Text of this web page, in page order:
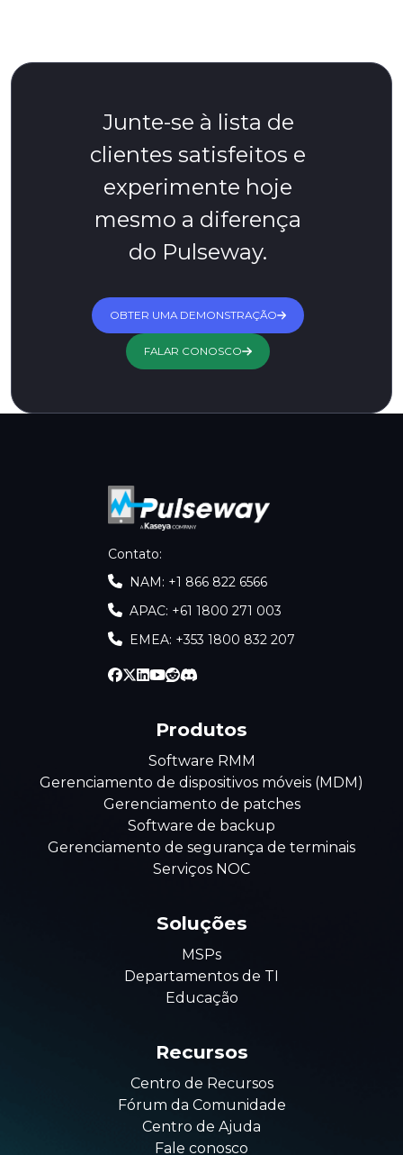
Junte-se à lista de
clientes satisfeitos e
experimente hoje
mesmo a diferença
do Pulseway.
OBTER UMA DEMONSTRAÇÃO
FALAR CONOSCO
Contato:
NAM: +1 866 822 6566
APAC: +61 1800 271 003
EMEA: +353 1800 832 207
Produtos
Software RMM
Gerenciamento de dispositivos móveis (MDM)
Gerenciamento de patches
Software de backup
Gerenciamento de segurança de terminais
Serviços NOC
Soluções
MSPs
Departamentos de TI
Educação
Recursos
Centro de Recursos
Fórum da Comunidade
Centro de Ajuda
Fale conosco